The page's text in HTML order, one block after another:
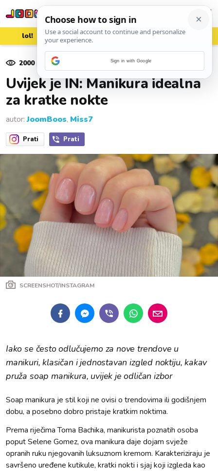
lol! aww vrh! woot?!
2000pregleda
Uvijek je IN: Manikura idealna
za kratke nokte
autor:JoomBoos, Miss7
Prati Prati
SCREENSHOT/INSTAGRAM
Iako se često odlučujemo za nove trendove u
manikuri, klasičan i jednostavan izgled noktiju, kakav
pruža soap manikura, uvijek je odličan izbor
Soap manikura je stil koji ne ovisi o trendovima ili godišnjem
dobu, a posebno dobro pristaje kratkim noktima.
Prema riječima Toma Bachika, manikurista poznatih osoba
poput Selene Gomez, ova manikura daje dojam svježe
opranih ruku njegovanih luksuznom kremom. Karakteriziraju je
savršeno uređene kutikule, kratki nokti i sjaj koji izgleda kao
Sign in with Google